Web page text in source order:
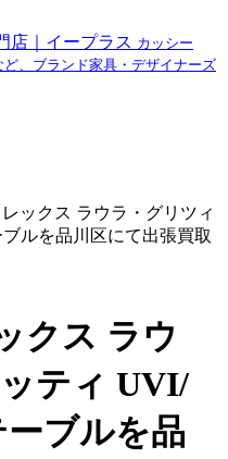
店｜イープラス カッシー
、ブランド家具・デザイナーズ
ックス ラウラ・グリツィ
ルを品川区にて出張買取
クス ラウ
ティ UVI/
ブルを品